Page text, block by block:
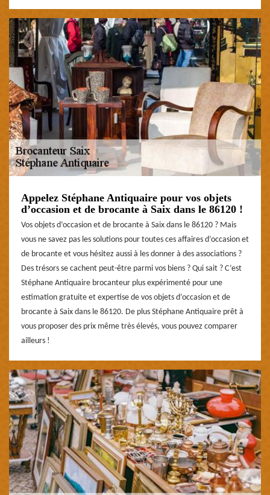
Appelez Stéphane Antiquaire pour vos objets
d’occasion et de brocante à Saix dans le 86120 !
Vos objets d’occasion et de brocante à Saix dans le 86120 ? Mais
vous ne savez pas les solutions pour toutes ces affaires d’occasion et
de brocante et vous hésitez aussi à les donner à des associations ?
Des trésors se cachent peut-être parmi vos biens ? Qui sait ? C’est
Stéphane Antiquaire brocanteur plus expérimenté pour une
estimation gratuite et expertise de vos objets d’occasion et de
brocante à Saix dans le 86120. De plus Stéphane Antiquaire prêt à
vous proposer des prix même très élevés, vous pouvez comparer
ailleurs !